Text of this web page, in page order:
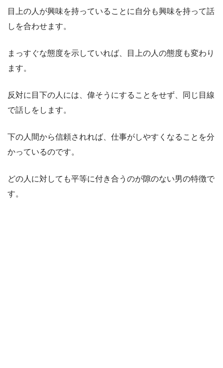
目上の人が興味を持っていることに自分も興味を持って話
しを合わせます。
まっすぐな態度を示していれば、目上の人の態度も変わり
ます。
反対に目下の人には、偉そうにすることをせず、同じ目線
で話しをします。
下の人間から信頼されれば、仕事がしやすくなることを分
かっているのです。
どの人に対しても平等に付き合うのが隙のない男の特徴で
す。